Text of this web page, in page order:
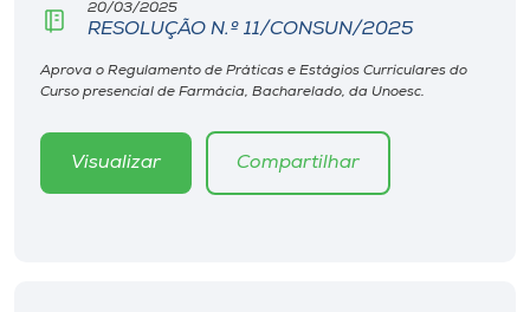
Rádio
20/03/2025
RESOLUÇÃO N.º 11/CONSUN/2025
Aprova o Regulamento de Práticas e Estágios Curriculares do
Curso presencial de Farmácia, Bacharelado, da Unoesc.
Visualizar Compartilhar